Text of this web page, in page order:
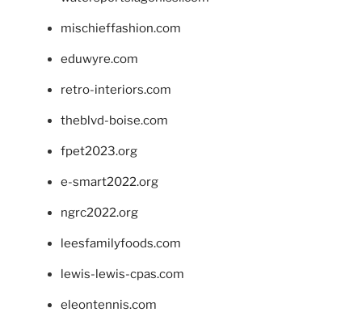
mischieffashion.com
eduwyre.com
retro-interiors.com
theblvd-boise.com
fpet2023.org
e-smart2022.org
ngrc2022.org
leesfamilyfoods.com
lewis-lewis-cpas.com
eleontennis.com